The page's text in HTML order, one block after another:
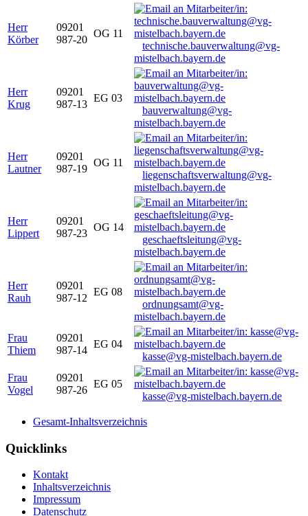
Herr
Körber
09201
987-20
OG 11
technische.bauverwaltung@vg-
mistelbach.bayern.de
Herr
Krug
09201
987-13
EG 03
bauverwaltung@vg-
mistelbach.bayern.de
Herr
Lautner
09201
987-19
OG 11
liegenschaftsverwaltung@vg-
mistelbach.bayern.de
Herr
Lippert
09201
987-23
OG 14
geschaeftsleitung@vg-
mistelbach.bayern.de
Herr
Rauh
09201
987-12
EG 08
ordnungsamt@vg-
mistelbach.bayern.de
Frau
Thiem
09201
987-14
EG 04
kasse@vg-mistelbach.bayern.de
Frau
Vogel
09201
987-26
EG 05
kasse@vg-mistelbach.bayern.de
Gesamt-Inhaltsverzeichnis
Quicklinks
Kontakt
Inhaltsverzeichnis
Impressum
Datenschutz